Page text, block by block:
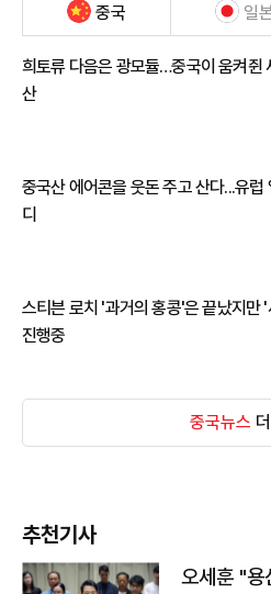
중국 일
희토류 다음은 광모듈…중국이 움켜쥔
산
중국산 에어콘을 웃돈 주고 산다...유럽
디
스티븐 로치 '과거의 홍콩'은 끝났지만
진행중
중국뉴스
추천기사
오세훈 "용